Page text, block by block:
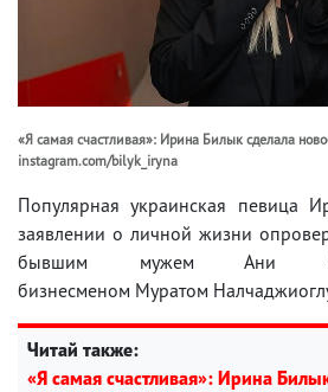
«Я самая счастливая»: Ирина Билык сделала
instagram.com/bilyk_iryna
Популярная украинская певица
заявлении о личной жизни
бывшим мужем Ани
бизнесменом Муратом
Читай также:
«Я самая счастливая»: Ирина